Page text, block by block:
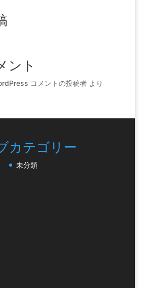
ント
コメントの投稿者より
カテゴリー
未分類